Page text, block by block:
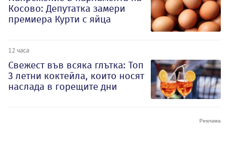
Косово: Депутатка замери
премиера Курти с яйца
12 часа
Свежест във всяка глътка: Топ
3 летни коктейла, които носят
наслада в горещите дни